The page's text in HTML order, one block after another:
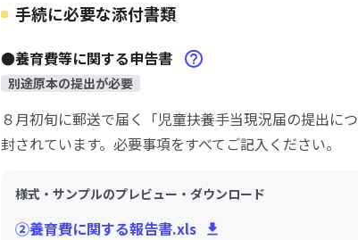
手続に必要な添付書類
●養育費等に関する申告書
別途原本の提出が必要
８月初旬に郵送で届く「児童扶養手当現況届の提出に
封されています。必要事項をすべてご記入ください。
様式・サンプルのプレビュー・ダウンロード
②養育費に関する報告書.xls